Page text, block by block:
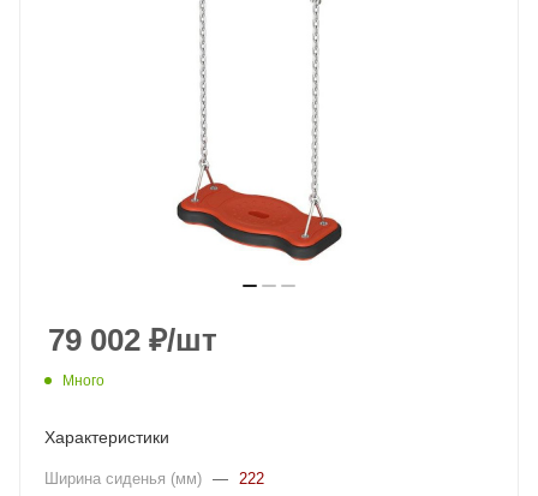
79 002 ₽/шт
Много
Характеристики
Ширина сиденья (мм) —
222